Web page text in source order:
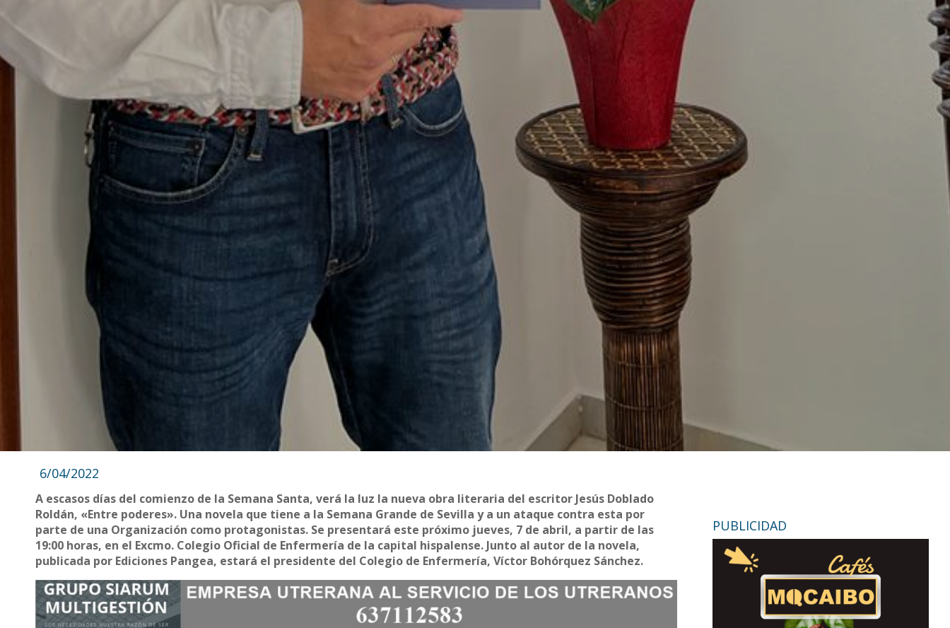
6/04/2022
A escasos días del comienzo de la Semana Santa, verá la luz la nueva obra literaria del escritor Jesús Doblado
Roldán, «Entre poderes». Una novela que tiene a la Semana Grande de Sevilla y a un ataque contra esta por
parte de una Organización como protagonistas. Se presentará este próximo jueves, 7 de abril, a partir de las
19:00 horas, en el Excmo. Colegio Oficial de Enfermería de la capital hispalense. Junto al autor de la novela,
publicada por Ediciones Pangea, estará el presidente del Colegio de Enfermería, Víctor Bohórquez Sánchez.
PUBLICIDAD